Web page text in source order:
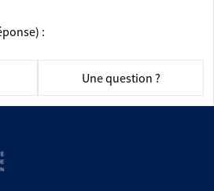
:
Une question ?